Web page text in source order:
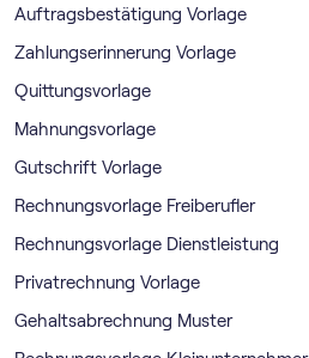
Auftragsbestätigung Vorlage
Zahlungserinnerung Vorlage
Quittungsvorlage
Mahnungsvorlage
Gutschrift Vorlage
Rechnungsvorlage Freiberufler
Rechnungsvorlage Dienstleistung
Privatrechnung Vorlage
Gehaltsabrechnung Muster